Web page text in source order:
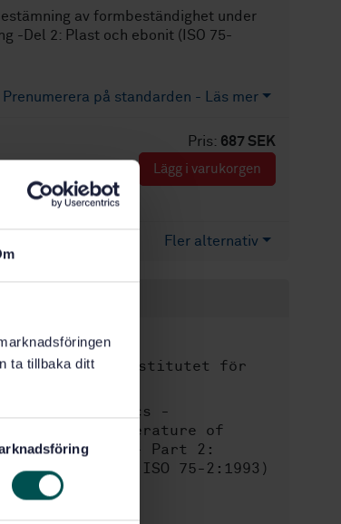
ta tillbaka ditt
av formbeständighet under
-Del 2: Plast och ebonit (ISO 75-
Prenumerera på standarden - Läs mer
Pris: 687 SEK
Lägg i varukorgen
Fler alternativ
Engelska
av:Svenska institutet för
Plastics -
of temperature of
under load - Part 2:
and ebonite (ISO 75-2:1993)
STD-18094